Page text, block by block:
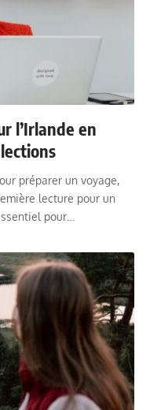
l’Irlande en
préparer un voyage,
lecture pour un
pour…